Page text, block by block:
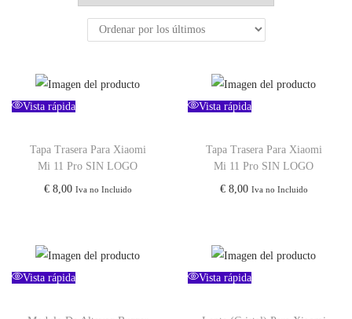
e
Vista rápida
Tapa Trasera Para Xiaomi
Mi 11 Pro SIN LOGO
€8,00 Iva no Incluido
Vista rápida
Tapa Trasera Para Xiaomi
Mi 11 Pro SIN LOGO
€8,00 Iva no Incluido
Vista rápida Vista rápida